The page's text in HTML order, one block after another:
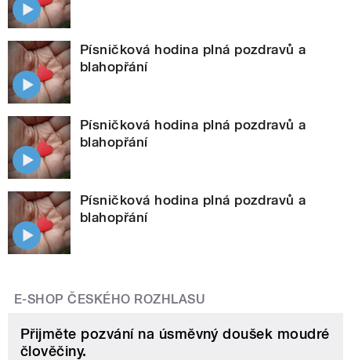
Písničková hodina plná pozdravů a
blahopřání
Písničková hodina plná pozdravů a
blahopřání
Písničková hodina plná pozdravů a
blahopřání
E-SHOP ČESKÉHO ROZHLASU
Přijměte pozvání na úsměvný doušek moudré
člověčiny.